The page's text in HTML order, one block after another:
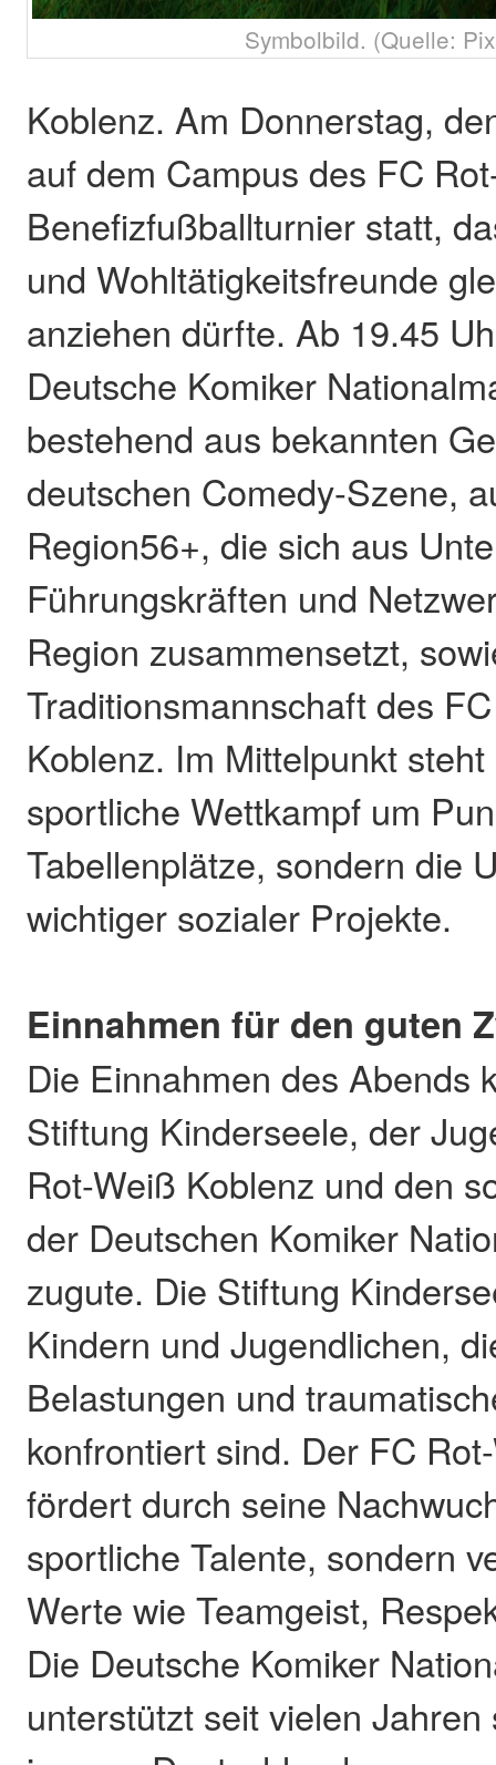
Symbolbild. (Quelle:
Koblenz. Am Donnerstag,
auf dem Campus des FC
Benefizfußballturnier statt,
und Wohltätigkeitsfreunde
anziehen dürfte. Ab 19.45
Deutsche Komiker
bestehend aus bekannten
deutschen Comedy-Szene,
Region56+, die sich aus
Führungskräften und
Region zusammensetzt,
Traditionsmannschaft des
Koblenz. Im Mittelpunkt
sportliche Wettkampf um
Tabellenplätze, sondern die
wichtiger sozialer Projekte.
Einnahmen für den guten
Die Einnahmen des Abends
Stiftung Kinderseele, der
Rot-Weiß Koblenz und den
der Deutschen Komiker
zugute. Die Stiftung
Kindern und Jugendlichen,
Belastungen und
konfrontiert sind. Der FC
fördert durch seine
sportliche Talente, sondern
Werte wie Teamgeist,
Die Deutsche Komiker
unterstützt seit vielen